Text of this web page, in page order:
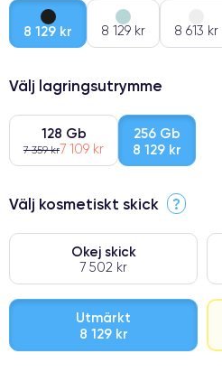
8 129 kr 8 129 kr 8 613 kr
Välj lagringsutrymme
128 Gb
7 359 kr7 109 kr
256 Gb
8 129 kr
Välj kosmetiskt skick ?
Okej skick
7 502 kr
Utmärkt
8 129 kr